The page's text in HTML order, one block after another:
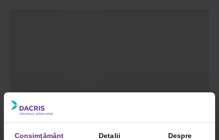
Consimțământ Detalii Despre